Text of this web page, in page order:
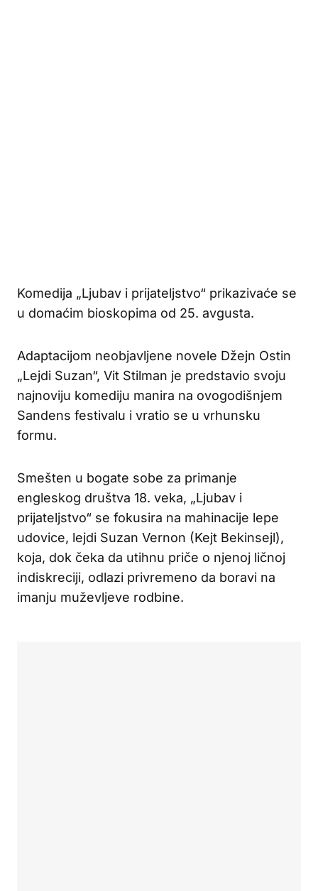
Komedija „Ljubav i prijateljstvo“ prikazivaće se
u domaćim bioskopima od 25. avgusta.
Adaptacijom neobjavljene novele Džejn Ostin
„Lejdi Suzan“, Vit Stilman je predstavio svoju
najnoviju komediju manira na ovogodišnjem
Sandens festivalu i vratio se u vrhunsku
formu.
Smešten u bogate sobe za primanje
engleskog društva 18. veka, „Ljubav i
prijateljstvo“ se fokusira na mahinacije lepe
udovice, lejdi Suzan Vernon (Kejt Bekinsejl),
koja, dok čeka da utihnu priče o njenoj ličnoj
indiskreciji, odlazi privremeno da boravi na
imanju muževljeve rodbine.